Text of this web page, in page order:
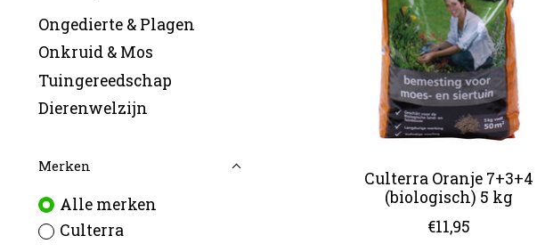
Ongedierte & Plagen
Onkruid & Mos
Tuingereedschap
Dierenwelzijn
Merken
Alle merken
Culterra
Culterra Oranje 7+3+4
(biologisch) 5 kg
€11,95